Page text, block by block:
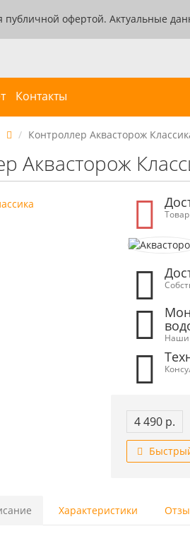
офертой. Актуальные
Контакты
Контроллер Аквасторож
Аквасторож
Наши
4 490 р.
Характеристики